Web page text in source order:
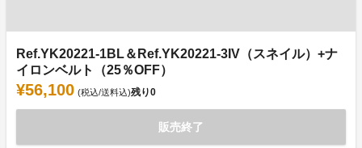
Ref.YK20221-1BL＆Ref.YK20221-3IV（スネイル）+ナ
イロンベルト（25％OFF）
¥56,100 (税込/送料込)残り0
販売終了